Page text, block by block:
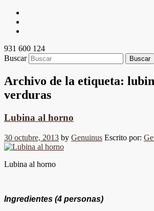
931 600 124
Buscar
Archivo de la etiqueta:
verduras
Lubina al horno
30 octubre, 2013 by Genuinus Escrito por:
Lubina al horno
Ingredientes (4 personas)